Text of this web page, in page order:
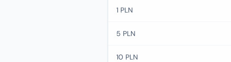
1 PLN
5 PLN
10 PLN